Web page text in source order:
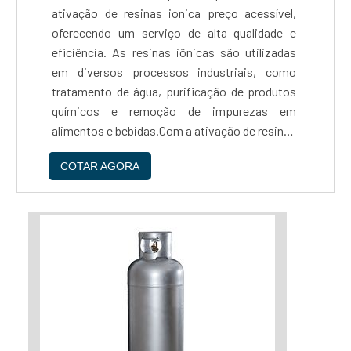
ativação de resinas ionica preço acessível,
oferecendo um serviço de alta qualidade e
eficiência. As resinas iônicas são utilizadas
em diversos processos industriais, como
tratamento de água, purificação de produtos
químicos e remoção de impurezas em
alimentos e bebidas.Com a ativação de resinas
ionica preço justo, é possível aumentar a
capacidade de troca iônica, melhorando a
eficiência do processo e reduzindo os custos
operacionais. Além disso, a Reaton oferece
um serviço de manutenção preventiva,
garantindo a durabilidade e eficiência das
resinas iônicas.A EMPRESA MAIS
QUALIFICADA DO SEGMENTOA empresa conta
com uma equipe altamente qualificada e
qualidade e segurança do serviço prestado.
COTAR AGORA